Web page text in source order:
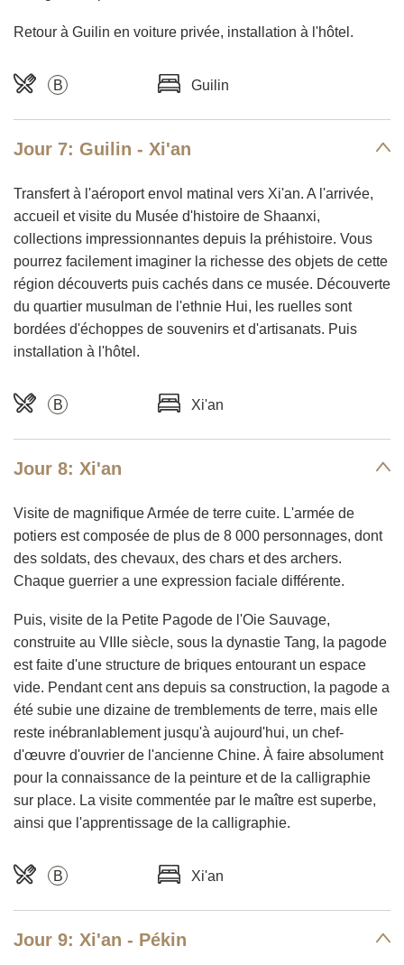
Retour à Guilin en voiture privée, installation à l'hôtel.
B Guilin
Jour 7: Guilin - Xi'an
Transfert à l'aéroport envol matinal vers Xi'an. A l'arrivée,
accueil et visite du Musée d'histoire de Shaanxi,
collections impressionnantes depuis la préhistoire. Vous
pourrez facilement imaginer la richesse des objets de cette
région découverts puis cachés dans ce musée. Découverte
du quartier musulman de l'ethnie Hui, les ruelles sont
bordées d'échoppes de souvenirs et d'artisanats. Puis
installation à l'hôtel.
B Xi'an
Jour 8: Xi'an
Visite de magnifique Armée de terre cuite. L'armée de
potiers est composée de plus de 8 000 personnages, dont
des soldats, des chevaux, des chars et des archers.
Chaque guerrier a une expression faciale différente.
Puis, visite de la Petite Pagode de l'Oie Sauvage,
construite au VIIIe siècle, sous la dynastie Tang, la pagode
est faite d'une structure de briques entourant un espace
vide. Pendant cent ans depuis sa construction, la pagode a
été subie une dizaine de tremblements de terre, mais elle
reste inébranlablement jusqu'à aujourd'hui, un chef-
d'œuvre d'ouvrier de l'ancienne Chine. À faire absolument
pour la connaissance de la peinture et de la calligraphie
sur place. La visite commentée par le maître est superbe,
ainsi que l'apprentissage de la calligraphie.
B Xi'an
Jour 9: Xi'an - Pékin